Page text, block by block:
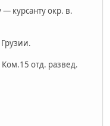
курсанту окр. в.
отд. развед.